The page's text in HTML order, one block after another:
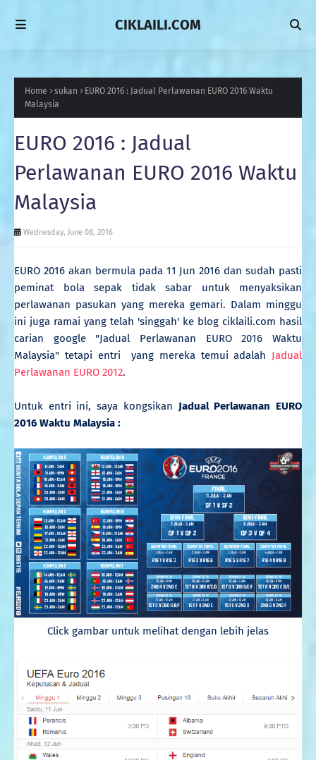
CIKLAILI.COM
Home sukan
EURO 2016 : Jadual Perlawanan EURO 2016 Waktu
Malaysia
EURO 2016 : Jadual
Perlawanan EURO 2016 Waktu
Malaysia
Wednesday, June 08, 2016
EURO 2016 akan bermula pada 11 Jun 2016 dan sudah pasti
peminat bola sepak tidak sabar untuk menyaksikan
perlawanan pasukan yang mereka gemari. Dalam minggu
ini juga ramai yang telah 'singgah' ke blog ciklaili.com hasil
carian google "Jadual Perlawanan EURO 2016 Waktu
Malaysia" tetapi entri yang mereka temui adalah Jadual
Perlawanan EURO 2012.
Untuk entri ini, saya kongsikan Jadual Perlawanan EURO
2016 Waktu Malaysia :
Click gambar untuk melihat dengan lebih jelas